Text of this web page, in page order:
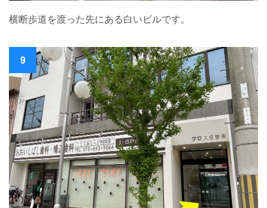
横断歩道を渡った先にある白いビルです。
9